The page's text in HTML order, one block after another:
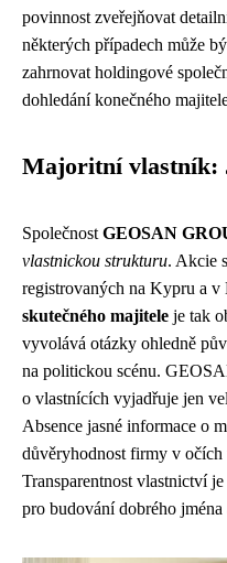
povinnost zveřejňovat
některých případech může
zahrnovat holdingové
dohledání konečného
Majoritní vlastník:
Společnost GEOSAN
vlastnickou strukturu. Akcie
registrovaných na Kypru a
skutečného majitele je tak
vyvolává otázky ohledně
na politickou scénu.
o vlastnících vyjadřuje jen
Absence jasné informace o
důvěryhodnost firmy v očích
Transparentnost vlastnictví
pro budování dobrého